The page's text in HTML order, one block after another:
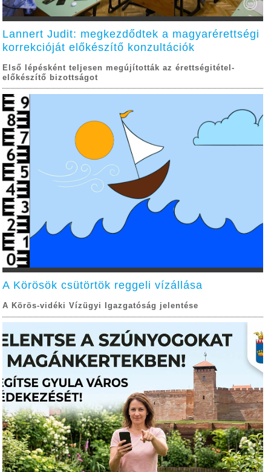
Lannert Judit: megkezdődtek a magyarérettségi
korrekcióját előkészítő konzultációk
Első lépésként teljesen megújították az érettségitétel-
előkészítő bizottságot
A Körösök csütörtök reggeli vízállása
A Körös-vidéki Vízügyi Igazgatóság jelentése